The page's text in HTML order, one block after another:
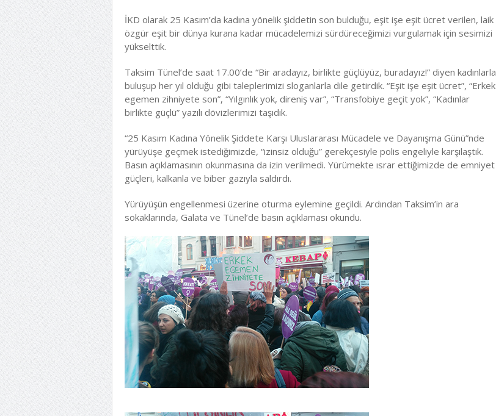
İKD olarak 25 Kasım’da kadına yönelik şiddetin son bulduğu, eşit işe eşit ücret verilen, laik
özgür eşit bir dünya kurana kadar mücadelemizi sürdüreceğimizi vurgulamak için sesimizi
yükselttik.
Taksim Tünel’de saat 17.00’de “Bir aradayız, birlikte güçlüyüz, buradayız!” diyen kadınlarla
buluşup her yıl olduğu gibi taleplerimizi sloganlarla dile getirdik. “Eşit işe eşit ücret”, “Erkek
egemen zihniyete son”, “Yılgınlık yok, direniş var”, “Transfobiye geçit yok”, “Kadınlar
birlikte güçlü” yazılı dövizlerimizi taşıdık.
“25 Kasım Kadına Yönelik Şiddete Karşı Uluslararası Mücadele ve Dayanışma Günü”nde
yürüyüşe geçmek istediğimizde, “izinsiz olduğu” gerekçesiyle polis engeliyle karşılaştık.
Basın açıklamasının okunmasına da izin verilmedi. Yürümekte ısrar ettiğimizde de emniyet
güçleri, kalkanla ve biber gazıyla saldırdı.
Yürüyüşün engellenmesi üzerine oturma eylemine geçildi. Ardından Taksim’in ara
sokaklarında, Galata ve Tünel’de basın açıklaması okundu.